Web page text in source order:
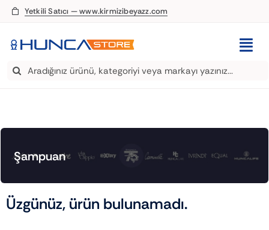
Skip
content
Yetkili Satıcı — www.kirmizibeyazz.com
EDT Parfüm
Roll-On
Şampuan
Search
Şampuan
Üzgünüz, ürün bulunamadı.